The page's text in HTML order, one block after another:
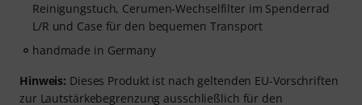
Reinigungstuch, Cerumen-Wechselfilter im Spenderrad
L/R und Case für den bequemen Transport
handmade in Germany
Hinweis: Dieses Produkt ist nach geltenden EU-Vorschriften
zur Lautstärkebegrenzung ausschließlich für den